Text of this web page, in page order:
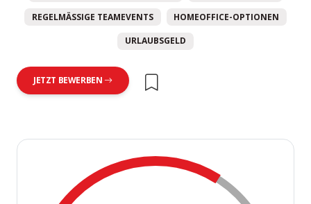
REGELMÄSSIGE TEAMEVENTS HOMEOFFICE-OPTIONEN
URLAUBSGELD
JETZT BEWERBEN